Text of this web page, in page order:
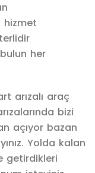
hizmet
her
arızalı araç
bizi
açıyor bazan
Yolda kalan
getirdikleri